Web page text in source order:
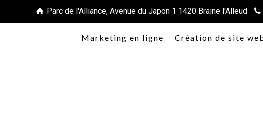
Parc de l'Alliance, Avenue du Japon 1 1420 Braine l'Alleud
Marketing en ligne Création de site web